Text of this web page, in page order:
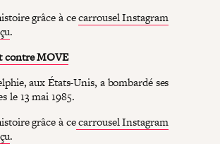
grâce à cecarrousel Instagram
.
contre MOVE
aux États-Unis, a bombardé ses
le 13 mai 1985.
grâce à cecarrousel Instagram
.